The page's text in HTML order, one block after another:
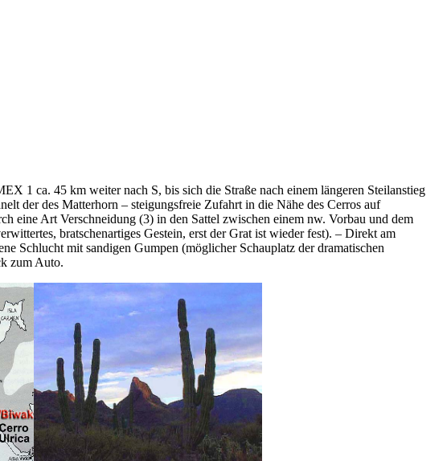
1 ca. 45 km weiter nach S, bis sich die Straße nach einem längeren Steilanstieg
der des Matterhorn – steigungsfreie Zufahrt in die Nähe des Cerros auf
eine Art Verschneidung (3) in den Sattel zwischen einem nw. Vorbau und dem
bratschenartiges Gestein, erst der Grat ist wieder fest). – Direkt am
Schlucht mit sandigen Gumpen (möglicher Schauplatz der dramatischen
zum Auto.